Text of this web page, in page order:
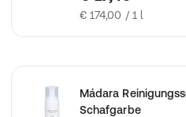
€ 174,00 / 1 l
Mádara
Schafgarbe